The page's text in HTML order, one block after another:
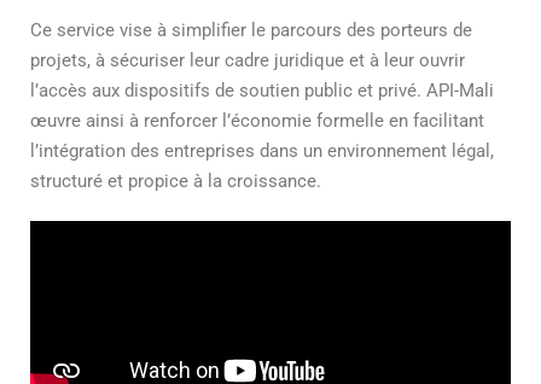
Ce service vise à simplifier le parcours des porteurs de
projets, à sécuriser leur cadre juridique et à leur ouvrir
l’accès aux dispositifs de soutien public et privé. API-Mali
œuvre ainsi à renforcer l’économie formelle en facilitant
l’intégration des entreprises dans un environnement légal,
structuré et propice à la croissance.